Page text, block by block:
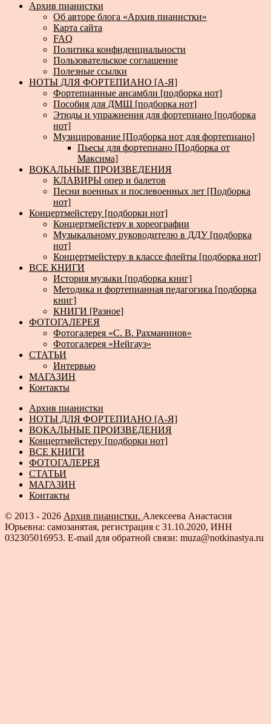
Архив пианистки
Об авторе блога «Архив пианистки»
Карта сайта
FAQ
Политика конфиденциальности
Пользовательское соглашение
Полезные ссылки
НОТЫ ДЛЯ ФОРТЕПИАНО [А-Я]
Фортепианные ансамбли [подборка нот]
Пособия для ДМШ [подборка нот]
Этюды и упражнения для фортепиано [подборка
нот]
Музицирование [Подборка нот для фортепиано]
Пьесы для фортепиано [Подборка от
Максима]
ВОКАЛЬНЫЕ ПРОИЗВЕДЕНИЯ
КЛАВИРЫ опер и балетов
Песни военных и послевоенных лет [Подборка
нот]
Концертмейстеру [подборки нот]
Концертмейстеру в хореографии
Музыкальному руководителю в ДДУ [подборка
нот]
Концертмейстеру в классе флейты [подборка нот]
ВСЕ КНИГИ
История музыки [подборка книг]
Методика и фортепианная педагогика [подборка
книг]
КНИГИ [Разное]
ФОТОГАЛЕРЕЯ
Фотогалерея «С. В. Рахманинов»
Фотогалерея «Нейгауз»
СТАТЬИ
Интервью
МАГАЗИН
Контакты
Архив пианистки
НОТЫ ДЛЯ ФОРТЕПИАНО [А-Я]
ВОКАЛЬНЫЕ ПРОИЗВЕДЕНИЯ
Концертмейстеру [подборки нот]
ВСЕ КНИГИ
ФОТОГАЛЕРЕЯ
СТАТЬИ
МАГАЗИН
Контакты
© 2013 - 2026 Архив пианистки. Алексеева Анастасия
Юрьевна: самозанятая, регистрация с 31.10.2020, ИНН
032305016953. E-mail для обратной связи: muza@notkinastya.ru